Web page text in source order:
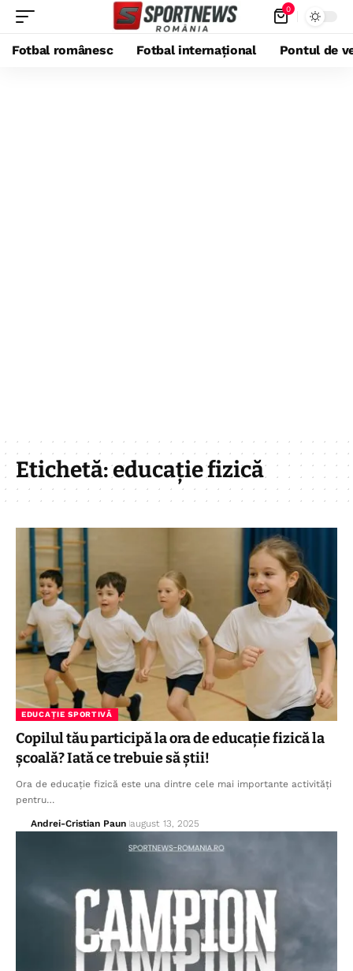
0
Fotbal românesc Fotbal internațional Pontul de
Etichetă:educație fizică
EDUCAȚIE SPORTIVĂ
Copilul tău participă la ora de educație fizică la
școală? Iată ce trebuie să știi!
Ora de educație fizică este una dintre cele mai importante activități
pentru…
Andrei-Cristian Paun august 13, 2025